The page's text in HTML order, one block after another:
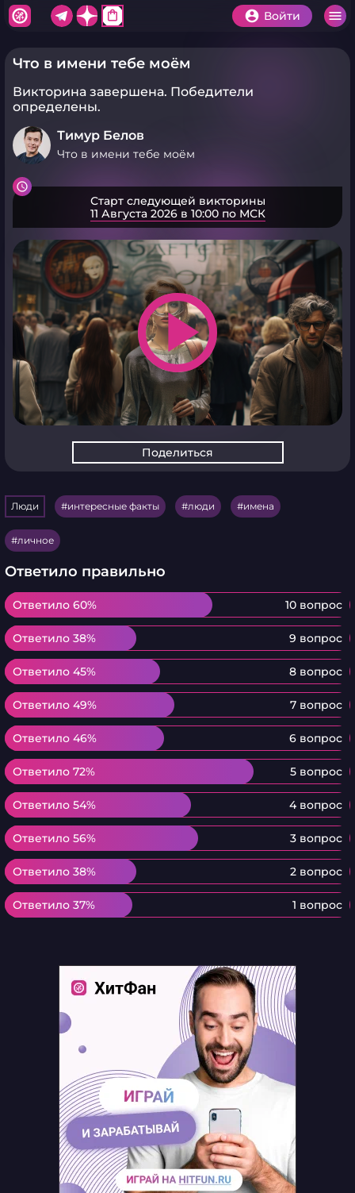
shopping_bag Войти
Что в имени тебе моём
Викторина завершена. Победители
определены.
Тимур Белов
Что в имени тебе моём
Старт следующей викторины
11 Августа 2026 в 10:00 по МСК
play_arrow
Поделиться
Люди интересные факты люди имена
личное
Ответило правильно
Ответило 60% 10 вопрос
Ответило 60%
Ответило 38% 9 вопрос
Ответило 38%
Ответило 45% 8 вопрос
Ответило 45%
Ответило 49% 7 вопрос
Ответило 49%
Ответило 46% 6 вопрос
Ответило 46%
Ответило 72% 5 вопрос
Ответило 72%
Ответило 54% 4 вопрос
Ответило 54%
Ответило 56% 3 вопрос
Ответило 56%
Ответило 38% 2 вопрос
Ответило 38%
Ответило 37% 1 вопрос
Ответило 37%